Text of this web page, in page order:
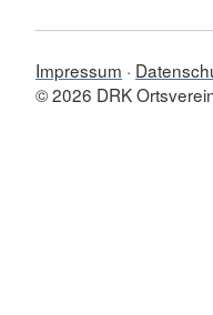
Impressum
© 2026 DRK